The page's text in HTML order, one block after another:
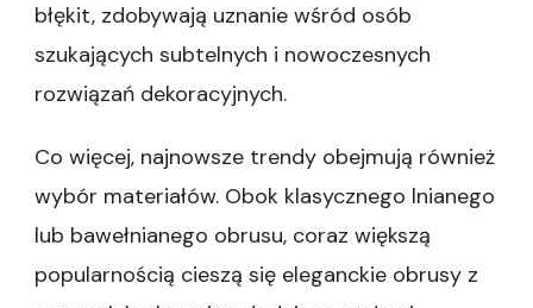
błękit, zdobywają uznanie wśród osób
szukających subtelnych i nowoczesnych
rozwiązań dekoracyjnych.
Co więcej, najnowsze trendy obejmują również
wybór materiałów. Obok klasycznego lnianego
lub bawełnianego obrusu, coraz większą
popularnością cieszą się eleganckie obrusy z